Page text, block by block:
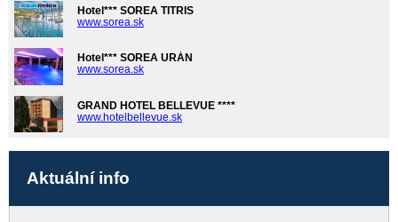
Hotel*** SOREA TITRIS
www.sorea.sk
Hotel*** SOREA URÁN
www.sorea.sk
GRAND HOTEL BELLEVUE ****
www.hotelbellevue.sk
Aktuální info